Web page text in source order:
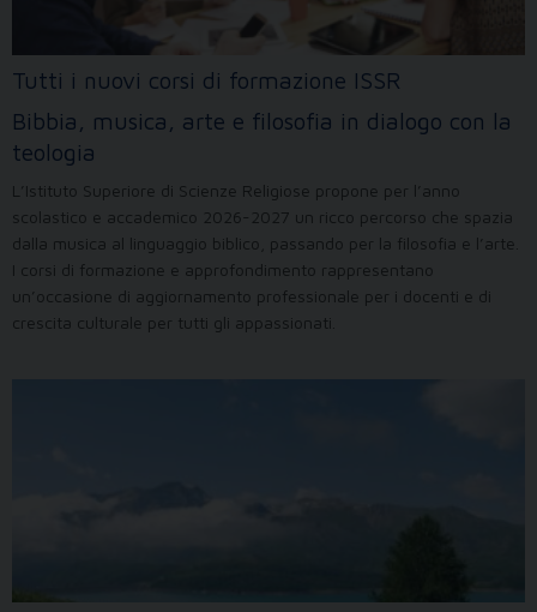
Tutti i nuovi corsi di formazione ISSR
Bibbia, musica, arte e filosofia in dialogo con la
teologia
L’Istituto Superiore di Scienze Religiose propone per l’anno
scolastico e accademico 2026-2027 un ricco percorso che spazia
dalla musica al linguaggio biblico, passando per la filosofia e l’arte.
I corsi di formazione e approfondimento rappresentano
un’occasione di aggiornamento professionale per i docenti e di
crescita culturale per tutti gli appassionati.